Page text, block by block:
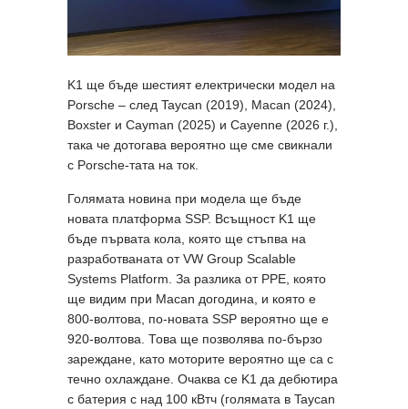
K1 ще бъде шестият електрически модел на
Porsche – след Taycan (2019), Macan (2024),
Boxster и Cayman (2025) и Cayenne (2026 г.),
така че дотогава вероятно ще сме свикнали
с Porsche-тата на ток.
Голямата новина при модела ще бъде
новата платформа SSP. Всъщност K1 ще
бъде първата кола, която ще стъпва на
разработваната от VW Group Scalable
Systems Platform. За разлика от PPE, която
ще видим при Macan догодина, и която е
800-волтова, по-новата SSP вероятно ще е
920-волтова. Това ще позволява по-бързо
зареждане, като моторите вероятно ще са с
течно охлаждане. Очаква се K1 да дебютира
с батерия с над 100 кВтч (голямата в Taycan